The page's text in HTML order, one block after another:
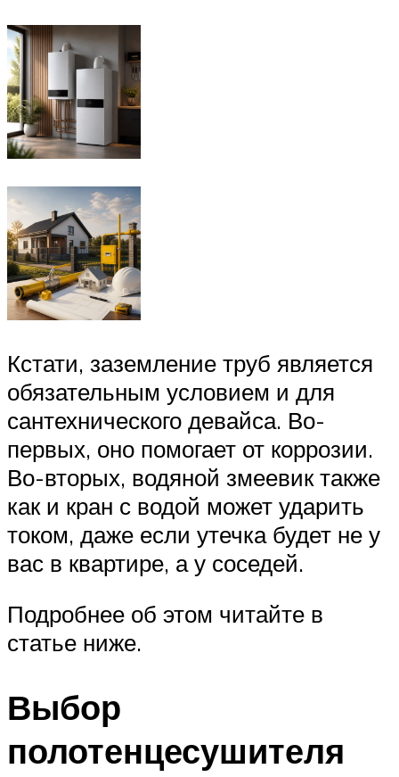
Кстати, заземление труб является
обязательным условием и для
сантехнического девайса. Во-
первых, оно помогает от коррозии.
Во-вторых, водяной змеевик также
как и кран с водой может ударить
током, даже если утечка будет не у
вас в квартире, а у соседей.
Подробнее об этом читайте в
статье ниже.
Выбор
полотенцесушителя